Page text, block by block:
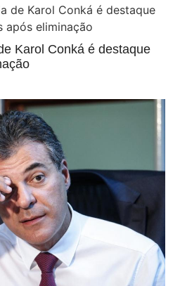
Karol Conká é destaque